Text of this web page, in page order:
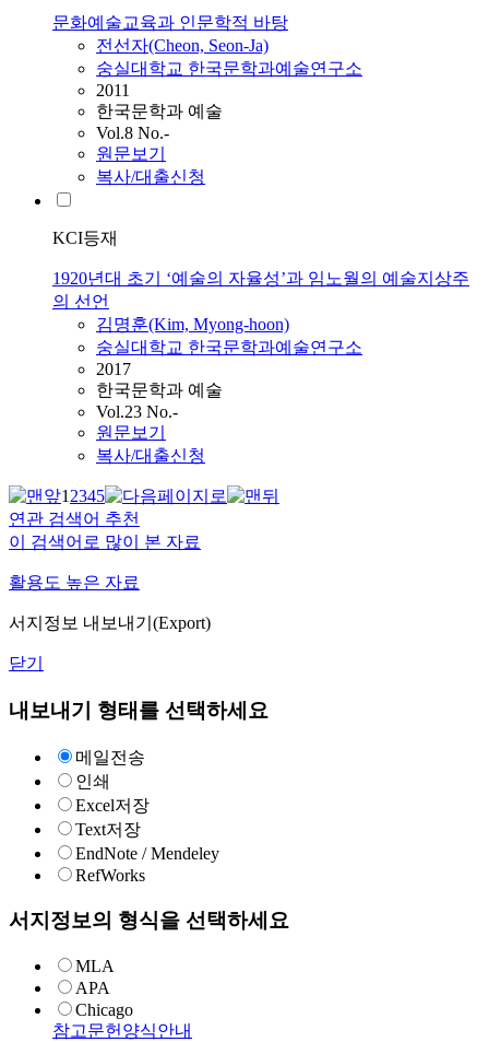
문화예술교육과 인문학적 바탕
전선자(Cheon, Seon-Ja)
숭실대학교 한국문학과예술연구소
2011
한국문학과 예술
Vol.8 No.-
원문보기
복사/대출신청
KCI등재
1920년대 초기 ‘예술의 자율성’과 임노월의 예술지상주
의 선언
김명훈(Kim, Myong-hoon)
숭실대학교 한국문학과예술연구소
2017
한국문학과 예술
Vol.23 No.-
원문보기
복사/대출신청
12345
연관 검색어 추천
이 검색어로 많이 본 자료
활용도 높은 자료
서지정보 내보내기(Export)
닫기
내보내기 형태를 선택하세요
메일전송
인쇄
Excel저장
Text저장
EndNote / Mendeley
RefWorks
서지정보의 형식을 선택하세요
MLA
APA
Chicago
참고문헌양식안내